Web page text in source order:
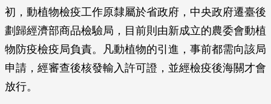
初，動植物檢疫工作原隸屬於省政府，中央政府遷臺後
劃歸經濟部商品檢驗局，目前則由新成立的農委會動植
物防疫檢疫局負責。凡動植物的引進，事前都需向該局
申請，經審查後核發輸入許可證，並經檢疫後海關才會
放行。